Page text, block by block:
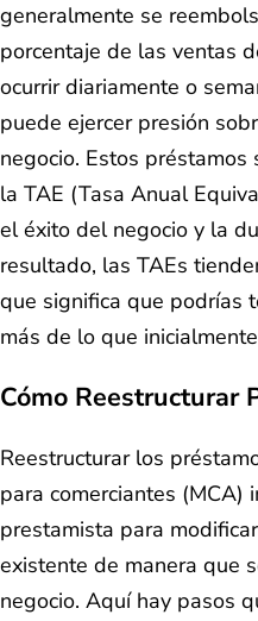
generalmente se
porcentaje de las ventas
ocurrir diariamente o
puede ejercer presión
negocio. Estos
la TAE (Tasa Anual
el éxito del negocio y la
resultado, las TAEs
que significa que podrías
más de lo que
Cómo Reestructurar
Reestructurar los
para comerciantes (MCA)
prestamista para
existente de manera que
negocio. Aquí hay pasos